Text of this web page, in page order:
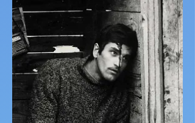
en realidad era un conjunto de habitaciones
adicionales, que parecía una estructura, en
la zona rural de Alaska. No había viajado
hasta allí por la arquitectura. No. La casa
estaba convenientemente ubicada bajo la
zona del cielo llamada el Óvalo de la Aurora.
Esta es la parte del mundo que disfruta, en
promedio,